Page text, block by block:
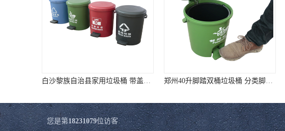
郑州40升脚踏双桶垃圾桶 分类脚踏垃圾桶 厂家直销 质量靠谱 无锡45升圆形垃圾桶90升圆形垃圾桶 样式全质量好价格低
您是第18231079位访客